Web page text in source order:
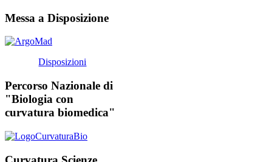
Messa a Disposizione
Disposizioni
Percorso Nazionale di
"Biologia con
curvatura biomedica"